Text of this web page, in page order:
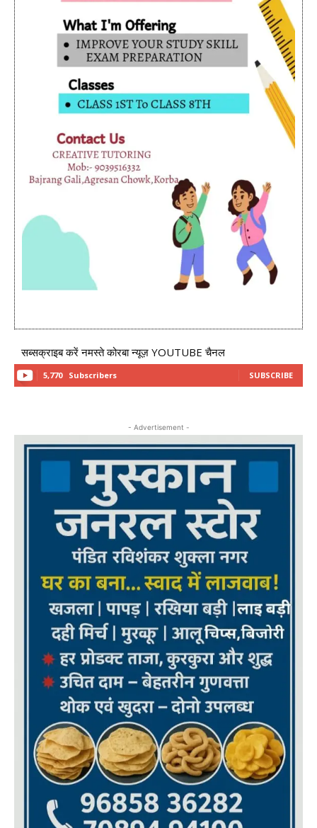
सब्सक्राइब करें नमस्ते कोरबा न्यूज़ YOUTUBE चैनल
5,770 Subscribers SUBSCRIBE
- Advertisement -